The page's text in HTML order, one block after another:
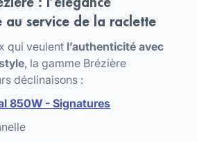
au service de la raclette
qui veulent l’authenticité avec
, la gamme Brézière
déclinaisons :
850W - Signatures